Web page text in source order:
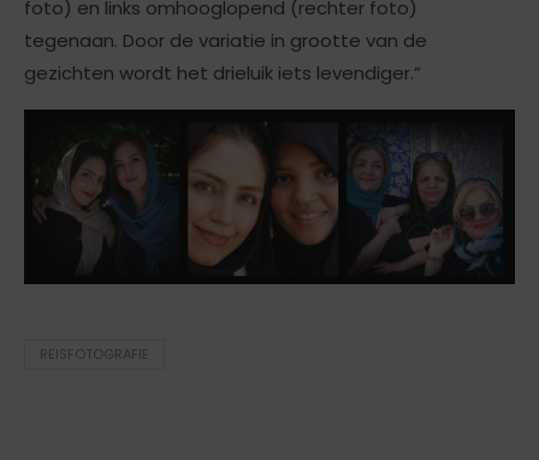
foto) en links omhooglopend (rechter foto)
tegenaan. Door de variatie in grootte van de
gezichten wordt het drieluik iets levendiger.”
REISFOTOGRAFIE